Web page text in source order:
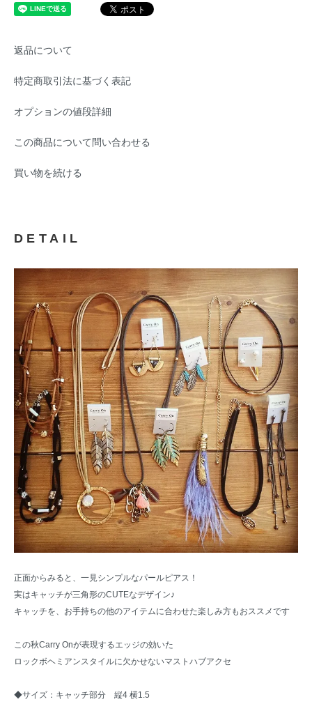
返品について
特定商取引法に基づく表記
オプションの値段詳細
この商品について問い合わせる
買い物を続ける
DETAIL
正面からみると、一見シンプルなパールピアス！
実はキャッチが三角形のCUTEなデザイン♪
キャッチを、お手持ちの他のアイテムに合わせた楽しみ方もおススメです
この秋Carry Onが表現するエッジの効いた
ロックボヘミアンスタイルに欠かせないマストハブアクセ
◆サイズ：キャッチ部分 縦4 横1.5